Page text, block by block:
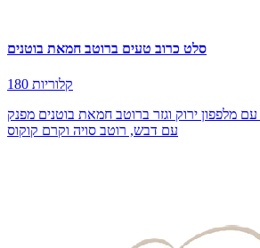
סלט כרוב טעים ברוטב חמאת בוטנים
180 קלוריות
עם מלפפון ירוק וגזר ברוטב חמאת בוטנים מפנק
עם דבש, רוטב סויה וקרם קוקוס